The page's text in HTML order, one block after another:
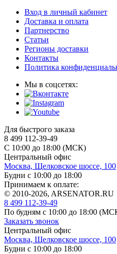
Вход в личный кабинет
Доставка и оплата
Партнерство
Статьи
Регионы доставки
Контакты
Политика
Мы в соцсетях:
Для быстрого заказа
8 499 112-39-49
С 10:00 до 18:00 (МСК)
Центральный офис
Москва, Щелковское шоссе, 100
Будни с 10:00 до 18:00
Принимаем к оплате:
© 2010-2026, ARSENATOR.RU
8 499 112-39-49
По будням с 10:00 до 18:00
Заказать звонок
Центральный офис
Москва, Щелковское шоссе, 100
Будни с 10:00 до 18:00